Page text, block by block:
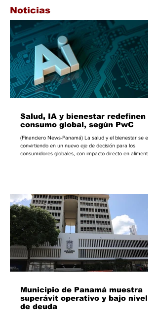
Noticias
Salud, IA y bienestar redefinen el
consumo global, según PwC
(Financiero News-Panamá) La salud y el bienestar se están
convirtiendo en un nuevo eje de decisión para los
consumidores globales, con impacto directo en alimentos,
26% muestra interés, pero aún nece
Municipio de Panamá muestra
superávit operativo y bajo nivel
de deuda